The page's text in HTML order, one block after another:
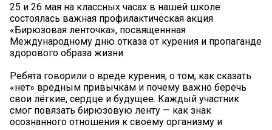
25 и 26 мая на классных часах в нашей школе
состоялась важная профилактическая акция
«Бирюзовая ленточка», посвященнная
Международному дню отказа от курения и пропаганде
здорового образа жизни.
Ребята говорили о вреде курения, о том, как сказать
«нет» вредным привычкам и почему важно беречь
свои лёгкие, сердце и будущее. Каждый участник
смог повязать бирюзовую ленту — как знак
осознанного отношения к своему организму и